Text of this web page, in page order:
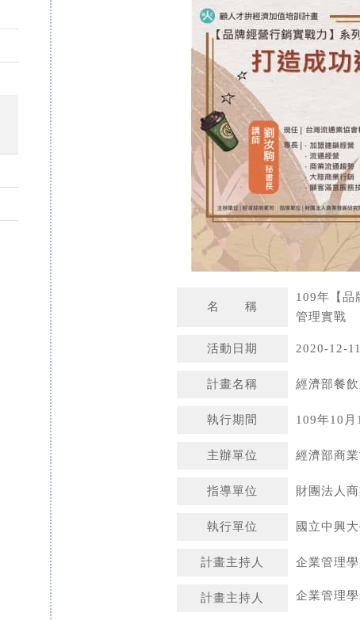
s
A
p
p
W
e
b
o
名 稱
109年【品
管理實戰
活動日期 2020-12-11
計畫名稱 經濟部餐
執行期間 109年10月
主辦單位 經濟部商業
指導單位 財團法人
執行單位 國立中興
計畫主持人 企業管理
計畫主持人 企業管理